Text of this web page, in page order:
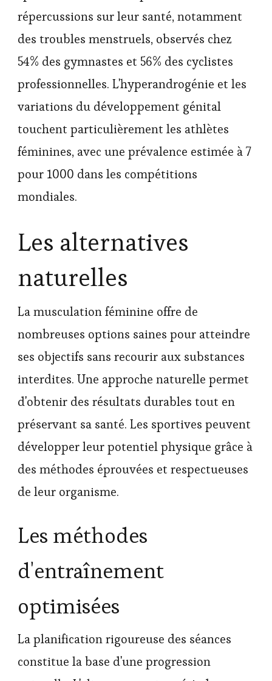
répercussions sur leur santé, notamment
des troubles menstruels, observés chez
54% des gymnastes et 56% des cyclistes
professionnelles. L'hyperandrogénie et les
variations du développement génital
touchent particulièrement les athlètes
féminines, avec une prévalence estimée à 7
pour 1000 dans les compétitions
mondiales.
Les alternatives
naturelles
La musculation féminine offre de
nombreuses options saines pour atteindre
ses objectifs sans recourir aux substances
interdites. Une approche naturelle permet
d'obtenir des résultats durables tout en
préservant sa santé. Les sportives peuvent
développer leur potentiel physique grâce à
des méthodes éprouvées et respectueuses
de leur organisme.
Les méthodes
d'entraînement
optimisées
La planification rigoureuse des séances
constitue la base d'une progression